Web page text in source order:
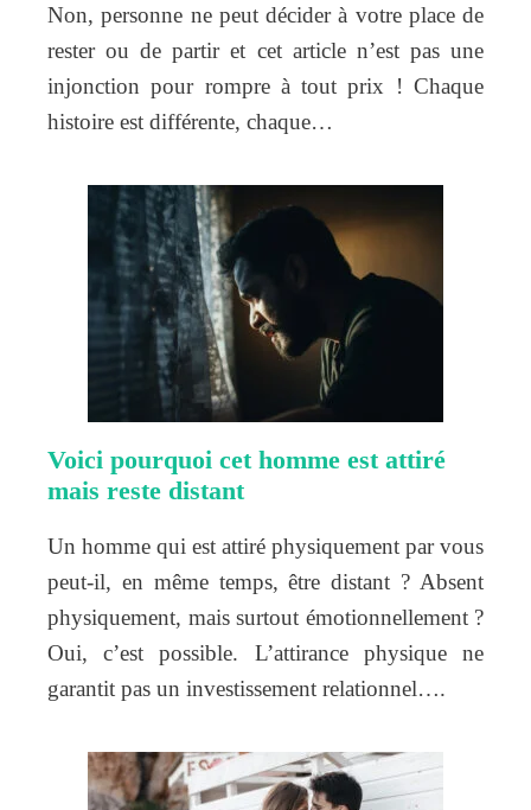
Non, personne ne peut décider à votre place de
rester ou de partir et cet article n’est pas une
injonction pour rompre à tout prix ! Chaque
histoire est différente, chaque…
Voici pourquoi cet homme est attiré
mais reste distant
Un homme qui est attiré physiquement par vous
peut-il, en même temps, être distant ? Absent
physiquement, mais surtout émotionnellement ?
Oui, c’est possible. L’attirance physique ne
garantit pas un investissement relationnel….